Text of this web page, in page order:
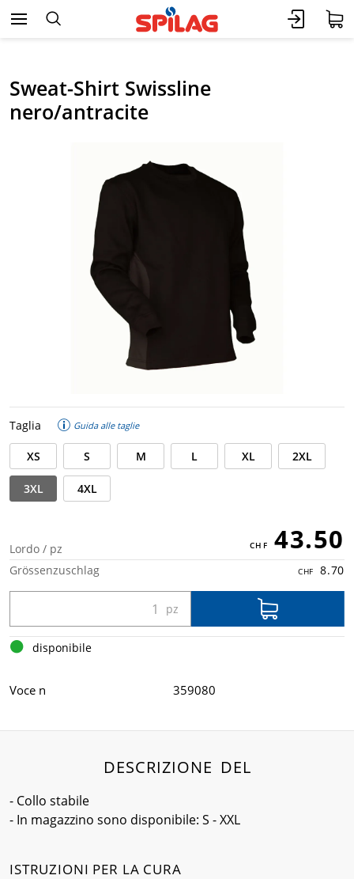
Sweat-Shirt Swissline
nero/antracite
Taglia Guida alle taglie
XS S M L XL 2XL
3XL 4XL
Lordo / pz 43.50
Grössenzuschlag 8.70
disponibile
Voce n 359080
DESCRIZIONE DEL
- Collo stabile
- In magazzino sono disponibile: S - XXL
ISTRUZIONI PER LA CURA